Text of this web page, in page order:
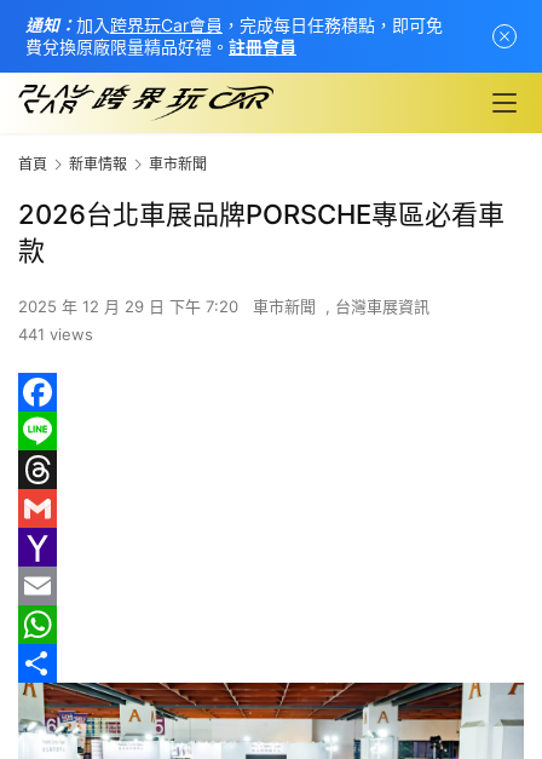
首
頁
新
車
情
報
車
輛
空
間
首頁 新車情報 車市新聞
2026台北車展品牌PORSCHE專區必看車
款
2025 年 12 月 29 日 下午 7:20 車市新聞 , 台灣車展資訊
441 views
F
a
c
b
o
o
k
L
e
T
r
e
a
d
s
G
m
a
Y
a
h
o
o
E
m
a
i
W
h
a
分
享
通知：加入 跨界玩Car會員 ，完成每日任務積點，即可免
費兌換原廠限量精品好禮。 註冊會員